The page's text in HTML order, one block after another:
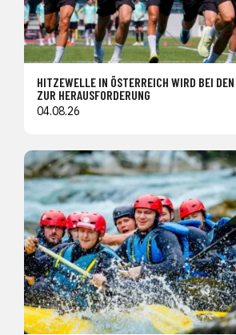
HITZEWELLE IN ÖSTERREICH WIRD BEI
ZUR HERAUSFORDERUNG
04.08.26